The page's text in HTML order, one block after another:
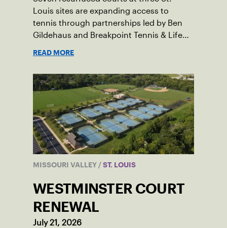
Louis sites are expanding access to
tennis through partnerships led by Ben
Gildehaus and Breakpoint Tennis & Life
READ MORE
MISSOURI VALLEY / ST. LOUIS
WESTMINSTER COURT
RENEWAL
July 21, 2026